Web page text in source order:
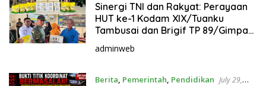
Sinergi TNI dan Rakyat: Perayaan
HUT ke-1 Kodam XIX/Tuanku
Tambusai dan Brigif TP 89/Gimpam
Gasib di Kelurahan Kampung
Rempak
adminweb
Berita, Pemerintah, Pendidikan July 29,